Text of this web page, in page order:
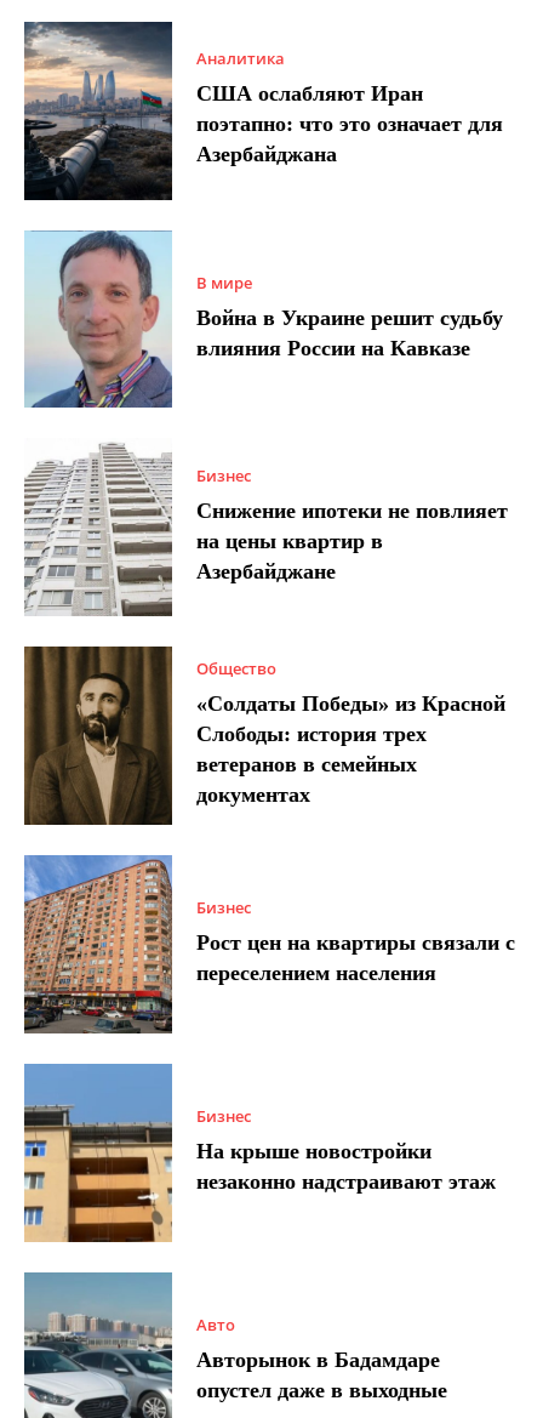
Аналитика
США ослабляют Иран
поэтапно: что это означает для
Азербайджана
В мире
Война в Украине решит судьбу
влияния России на Кавказе
Бизнес
Снижение ипотеки не повлияет
на цены квартир в
Азербайджане
Общество
«Солдаты Победы» из Красной
Слободы: история трех
ветеранов в семейных
документах
Бизнес
Рост цен на квартиры связали с
переселением населения
Бизнес
На крыше новостройки
незаконно надстраивают этаж
Авто
Авторынок в Бадамдаре
опустел даже в выходные